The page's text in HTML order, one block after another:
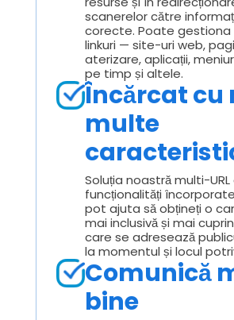
scanerelor către
corecte. Poate
linkuri — site-uri web,
aterizare, aplicații,
pe timp și altele.
Încărcat cu
multe
Soluția noastră multi-URL
funcționalități
pot ajuta să obțineți o
mai inclusivă și mai
care se adresează
la momentul și locul
Comunică
bine